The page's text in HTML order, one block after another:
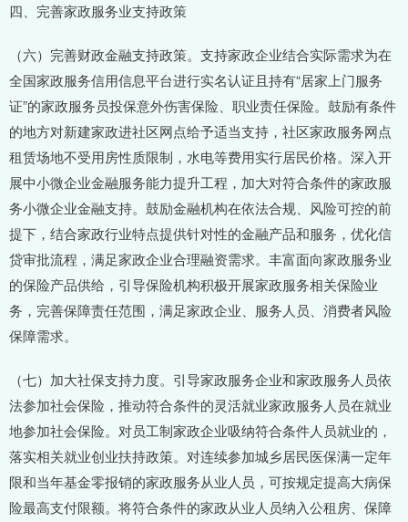
四、完善家政服务业支持政策
（六）完善财政金融支持政策。支持家政企业结合实际需求为在
全国家政服务信用信息平台进行实名认证且持有“居家上门服务
证”的家政服务员投保意外伤害保险、职业责任保险。鼓励有条件
的地方对新建家政进社区网点给予适当支持，社区家政服务网点
租赁场地不受用房性质限制，水电等费用实行居民价格。深入开
展中小微企业金融服务能力提升工程，加大对符合条件的家政服
务小微企业金融支持。鼓励金融机构在依法合规、风险可控的前
提下，结合家政行业特点提供针对性的金融产品和服务，优化信
贷审批流程，满足家政企业合理融资需求。丰富面向家政服务业
的保险产品供给，引导保险机构积极开展家政服务相关保险业
务，完善保障责任范围，满足家政企业、服务人员、消费者风险
保障需求。
（七）加大社保支持力度。引导家政服务企业和家政服务人员依
法参加社会保险，推动符合条件的灵活就业家政服务人员在就业
地参加社会保险。对员工制家政企业吸纳符合条件人员就业的，
落实相关就业创业扶持政策。对连续参加城乡居民医保满一定年
限和当年基金零报销的家政服务从业人员，可按规定提高大病保
险最高支付限额。将符合条件的家政从业人员纳入公租房、保障